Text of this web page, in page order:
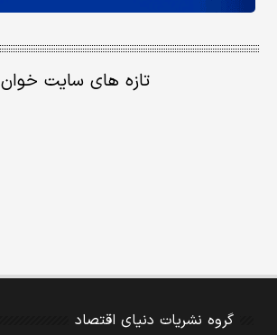
تازه های سایت خوان
گروه نشریات دنیای اقتصاد